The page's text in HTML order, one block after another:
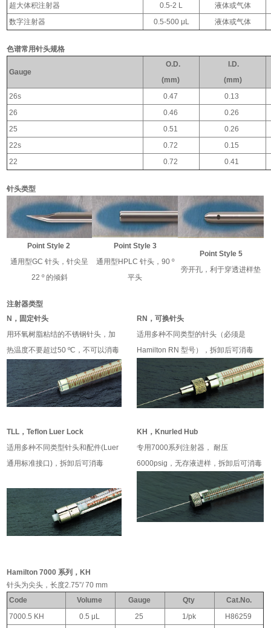
超大体积注射器 0.5-2 L
液体或气体
数字注射器
0.5-500 μL 液体或气体
色谱常用针头规格
Gauge
O.D.
(mm)
I.D.
(mm)
26s
0.47
0.13
26
0.46
0.26
25
0.51
0.26
22s
0.72
0.15
22
0.72 0.41
针头类型
Point Style 2
通用型GC 针头，针尖呈
22 º 的倾斜
Point Style 3
通用型HPLC 针头，90 º
平头
Point Style 5
旁开孔，利于穿透进样垫
注射器类型
N，固定针头
用环氧树脂粘结的不锈钢针头，加
热温度不要超过50 ºC，不可以消毒
RN，可换针头
适用多种不同类型的针头（必须是
Hamilton RN 型号），拆卸后可消毒
TLL，Teflon Luer Lock
适用多种不同类型针头和配件(Luer
通用标准接口)，拆卸后可消毒
KH，Knurled Hub
专用7000系列注射器， 耐压
6000psig，无存液进样，拆卸后可消毒
Hamilton 7000 系列，KH
针头为尖头，长度2.75”/ 70 mm
Code
Volume Gauge Qty
Cat.No.
7000.5 KH
0.5 μL 25 1/pk H86259